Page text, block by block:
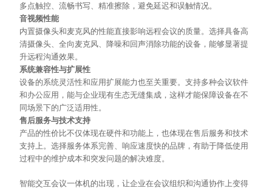
多点触控、流畅书写、精准擦除，避免延迟和误触情况。
音视频性能
内置摄像头和麦克风的性能直接影响远程会议的质量。选择具备高
清摄像头、全向麦克风、降噪和回声消除功能的设备，能够显著提
升远程沟通效果。
系统兼容性与扩展性
设备的系统灵活性和应用扩展能力也至关重要。支持多种会议软件
和办公应用，能与企业现有生态无缝集成，这样才能保障设备在不
同场景下的广泛适用性。
售后服务与技术支持
产品的性价比不仅体现在硬件和功能上，也体现在售后服务和技术
支持上。选择服务体系完善、响应速度快的品牌，有助于降低使用
过程中的维护成本和突发问题的解决难度。
智能交互会议一体机的出现，让企业在会议组织和沟通协作上变得